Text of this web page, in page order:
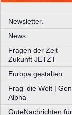
Newsletter.
News.
Fragen
Zukunft JETZT
Europa gestalten
Frag' die Welt |
Alpha
GuteNachrichten